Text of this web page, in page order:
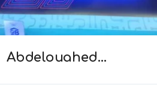
Abdelouahed